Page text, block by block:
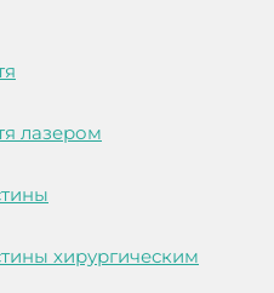
лазером
хирургическим